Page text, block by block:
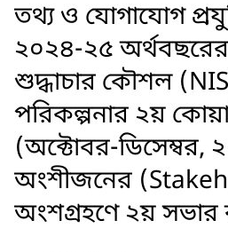
তথ্য ও যোগাযোগ
২০২৪-২৫
শুদ্ধাচার কৌশল
পরিকল্পনার ২য়
(অক্টোবর-ডিসেম্বর,
অংশীজনের
অংশগ্রহণে ২য় সভার